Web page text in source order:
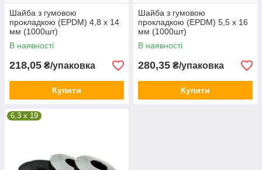
Шайба з гумовою
прокладкою (EPDM) 4,8 х 14
мм (1000шт)
В наявності
218,05 ₴/упаковка
Купити
Шайба з гумовою
прокладкою (EPDM) 5,5 х 16
мм (1000шт)
В наявності
280,35 ₴/упаковка
Купити
6,3 x 19